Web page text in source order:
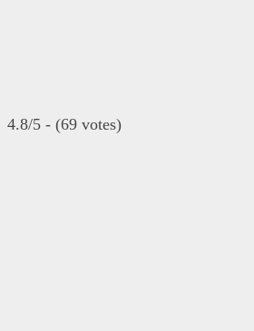
4.8/5 - (69 votes)